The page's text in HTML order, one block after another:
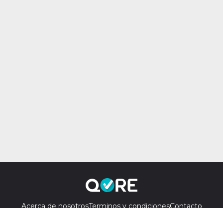
Acerca de nosotrosTerminos y condicionesContacto